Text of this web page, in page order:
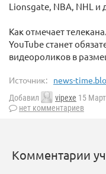
Lionsgate, NBA, NHL и
Как отмечает
YouTube станет
видеороликов в
Источник: news-
Добавил vipexe 15
нет комментариев
Комментарии